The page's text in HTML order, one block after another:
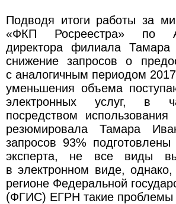
Подводя итоги работы за
«ФКП Росреестра» по
директора филиала
снижение запросов о
с аналогичным периодом
уменьшения объема
электронных услуг, в
посредством
резюмировала Тамара
запросов 93%
эксперта, не все виды
в электронном виде,
регионе Федеральной
(ФГИС) ЕГРН такие проблемы